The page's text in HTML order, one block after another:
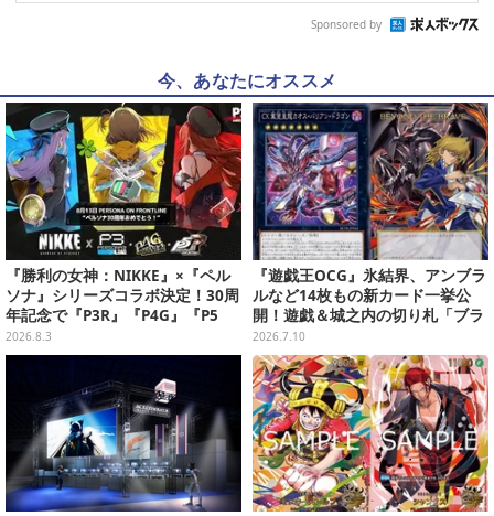
Sponsored by
今、あなたにオススメ
『勝利の女神：NIKKE』×『ペル
ソナ』シリーズコラボ決定！30周
年記念で『P3R』『P4G』『P5
R』の3作品参戦
2026.8.3
『遊戯王OCG』氷結界、アンブラ
ルなど14枚もの新カード一挙公
開！遊戯＆城之内の切り札「ブラ
ック・デーモンズ・ドラゴン」も
新たな装いで登場
2026.7.10